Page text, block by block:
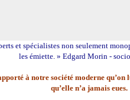
et spécialistes non seulement
les émiette. » Edgard Morin -
à notre société moderne qu’on
qu’elle n’a jamais eues.